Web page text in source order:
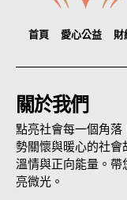
首頁 愛心公益 財
關於我們
點亮社會每一個角
勢關懷與暖心的社
溫情與正向能量。
亮微光。